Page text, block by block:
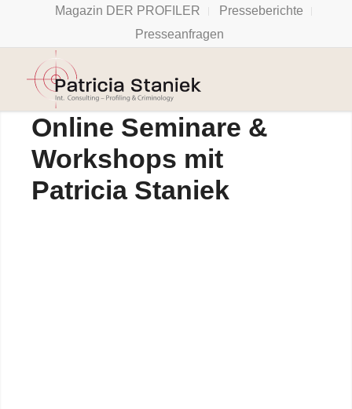
Magazin DER PROFILER
Presseberichte
Presseanfragen
Online Seminare &
Workshops mit
Patricia Staniek